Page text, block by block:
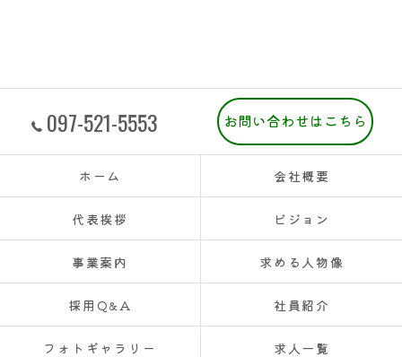
097-521-5553 お問い合わせはこちら
ホーム 会社概要
代表挨拶 ビジョン
事業案内 求める人物像
採用Q&A 社員紹介
フォトギャラリー 求人一覧